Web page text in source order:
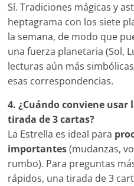
Sí. Tradiciones mágicas y
heptagrama con los siete
la semana, de modo que
una fuerza planetaria (Sol,
lecturas aún más
esas correspondencias.
4. ¿Cuándo conviene
tirada de 3 cartas?
La Estrella es ideal para
importantes(mudanzas,
rumbo). Para preguntas
rápidos, una tirada de 3